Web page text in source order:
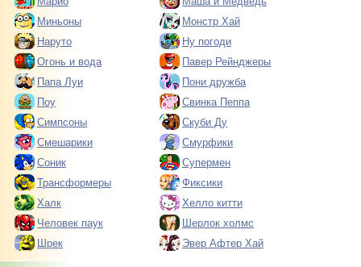
Миньоны
Монстр Хай
Наруто
Ну погоди
Огонь и вода
Павер Рейнджеры
Папа Луи
Пони дружба
Поу
Свинка Пеппа
Симпсоны
Скуби Ду
Смешарики
Смурфики
Соник
Супермен
Трансформеры
Фиксики
Халк
Хелло китти
Человек паук
Шерлок холмс
Шрек
Эвер Афтер Хай